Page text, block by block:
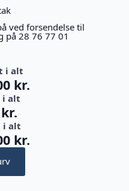
ved forsendelse til
på 28 76 77 01
i alt
kr.
i alt
i alt
kr.